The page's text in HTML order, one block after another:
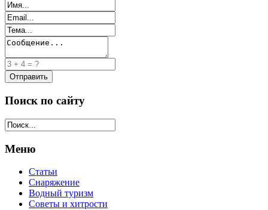
Поиск по сайту
Меню
Статьи
Снаряжение
Водный туризм
Советы и хитрости